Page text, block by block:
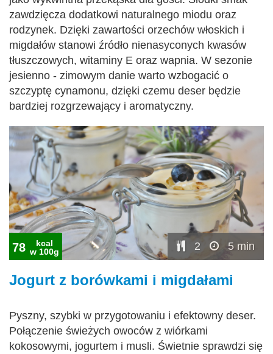
zawdzięcza dodatkowi naturalnego miodu oraz
rodzynek. Dzięki zawartości orzechów włoskich i
migdałów stanowi źródło nienasyconych kwasów
tłuszczowych, witaminy E oraz wapnia. W sezonie
jesienno - zimowym danie warto wzbogacić o
szczyptę cynamonu, dzięki czemu deser będzie
bardziej rozgrzewający i aromatyczny.
78
kcal
w 100g
2 5 min
Jogurt z borówkami i migdałami
Pyszny, szybki w przygotowaniu i efektowny deser.
Połączenie świeżych owoców z wiórkami
kokosowymi, jogurtem i musli. Świetnie sprawdzi się